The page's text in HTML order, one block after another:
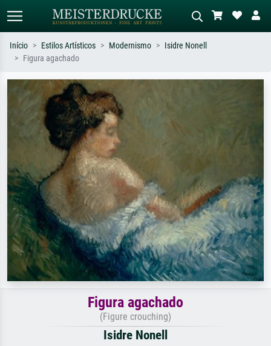
Pesquise por artista, título ou estilo –
ex: Monet, Noite Estrelada,
impressionismo, onda de Hokusai, nu.
abstrato com muito vermelho, pintura
Início Estilos Artísticos Modernismo
Isidre Nonell
Figura agachado
Figura agachado
(Figure crouching)
Isidre Nonell